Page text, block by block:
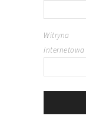
Witryna
internetowa